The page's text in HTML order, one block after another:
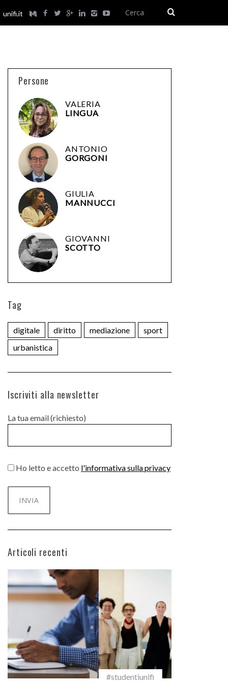
unifi.it
Persone
VALERIA
LINGUA
ANTONIO
GORGONI
GIULIA
MANNUCCI
GIOVANNI
SCOTTO
Tag
digitale diritto mediazione
sport
urbanistica
Iscriviti alla newsletter
La tua email (richiesto)
Ho letto e accetto l'informativa sulla privacy
Articoli recenti
#studentiunifi